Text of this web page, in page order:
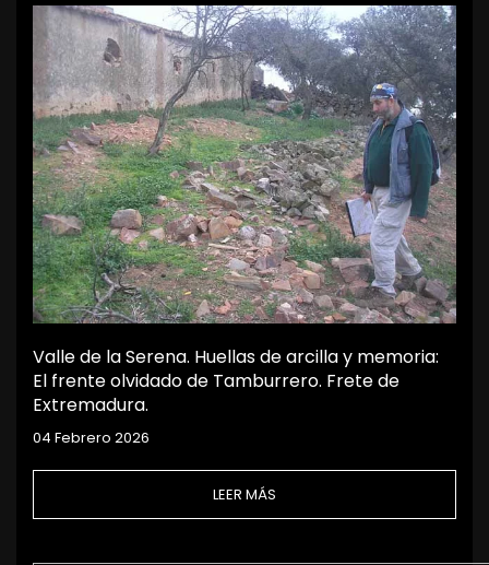
Valle de la Serena. Huellas de arcilla y memoria:
El frente olvidado de Tamburrero. Frete de
Extremadura.
04 Febrero 2026
LEER MÁS